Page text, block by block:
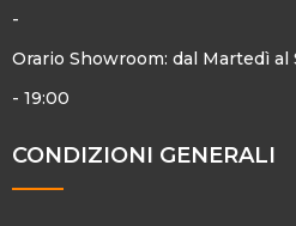
-
Orario Showroom: dal Martedì al
- 19:00
CONDIZIONI GENERALI